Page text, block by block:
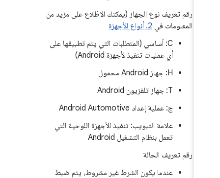
رقم تعريف نوع الجهاز (يمكنك الاطّلاع على مزيد من
المعلومات في2. أنواع الأجهزة
C: أساسي (المتطلبات التي يتم تطبيقها على
أي عمليات تنفيذ لأجهزة Android)
ج: عملية إعداد Android Automotive
علامة التبويب: تنفيذ الأجهزة اللوحية التي
تعمل بنظام التشغيل Android
رقم تعريف الحالة
عندما يكون الشرط غير مشروط، يتم ضبط